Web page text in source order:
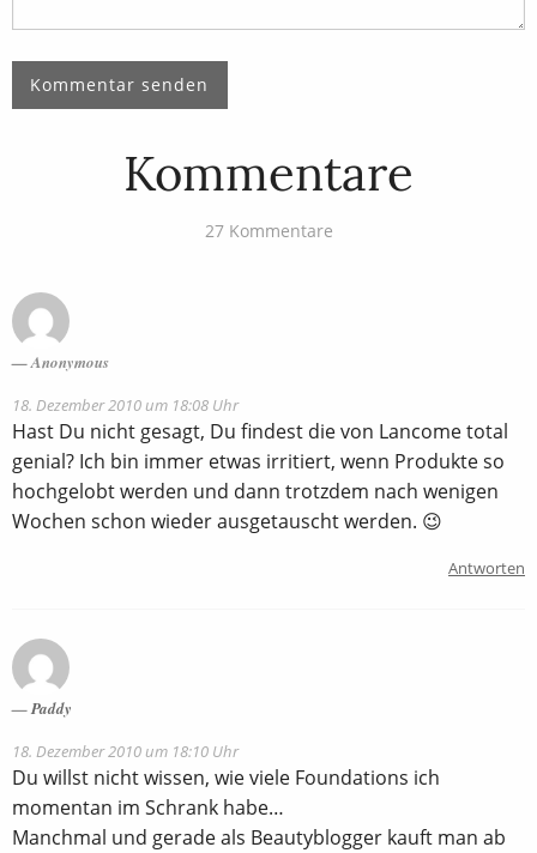
Kommentare
27 Kommentare
Anonymous
18. Dezember 2010 um 18:08 Uhr
Hast Du nicht gesagt, Du findest die von Lancome total
genial? Ich bin immer etwas irritiert, wenn Produkte so
hochgelobt werden und dann trotzdem nach wenigen
Wochen schon wieder ausgetauscht werden. 😉
Antworten
Paddy
18. Dezember 2010 um 18:10 Uhr
Du willst nicht wissen, wie viele Foundations ich
momentan im Schrank habe…
Manchmal und gerade als Beautyblogger kauft man ab